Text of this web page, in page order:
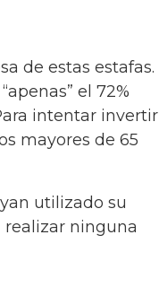
de estas estafas.
el 72%
intentar invertir
mayores de 65
utilizado su
realizar ninguna